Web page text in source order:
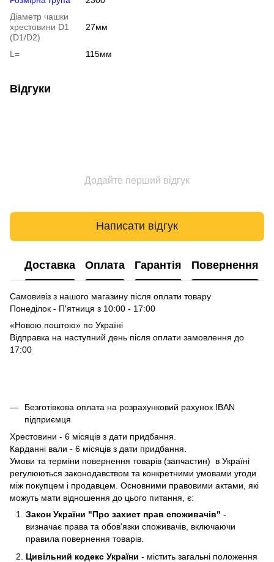
Діаметр чашки
хрестовини D1
(D1/D2)
27мм
L= 115мм
Відгуки
Додайте перший відгук
Написати відгук
Доставка Оплата Гарантія Повернення
Самовивіз з нашого магазину після оплати товару
Понеділок - П'ятниця з 10:00 - 17:00
«Новою поштою» по Україні
Відправка на наступний день після оплати замовлення до
17:00
Безготівкова оплата на розрахунковий рахунок IBAN
підприємця
Хрестовини - 6 місяців з дати придбання.
Карданні вали - 6 місяців з дати придбання.
Умови та терміни повернення товарів (запчастин) в Україні
регулюються законодавством та конкретними умовами угоди
між покупцем і продавцем. Основними правовими актами, які
можуть мати відношення до цього питання, є:
Закон України "Про захист прав споживачів" -
визначає права та обов'язки споживачів, включаючи
правила повернення товарів.
Цивільний кодекс України - містить загальні положення